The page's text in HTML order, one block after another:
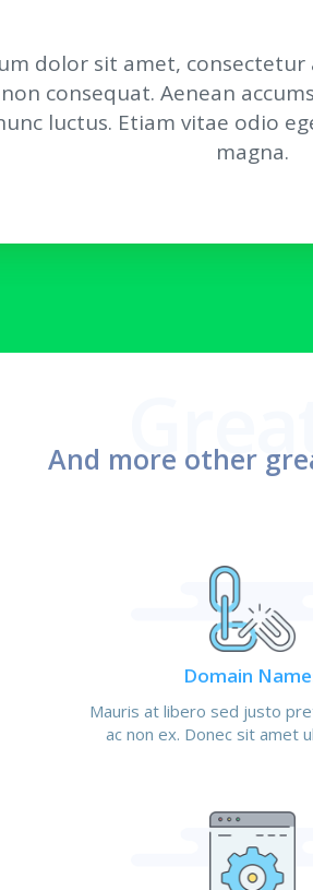
dolor sit amet, consectetur
consequat. Aenean
luctus. Etiam vitae odio
magna.
And more other
Domain
Mauris at libero sed justo
ac non ex. Donec sit amet